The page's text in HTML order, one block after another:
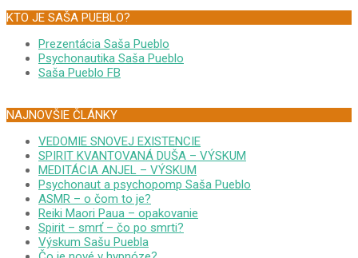
KTO JE SAŠA PUEBLO?
Prezentácia Saša Pueblo
Psychonautika Saša Pueblo
Saša Pueblo FB
NAJNOVŠIE ČLÁNKY
VEDOMIE SNOVEJ EXISTENCIE
SPIRIT KVANTOVANÁ DUŠA – VÝSKUM
MEDITÁCIA ANJEL – VÝSKUM
Psychonaut a psychopomp Saša Pueblo
ASMR – o čom to je?
Reiki Maori Paua – opakovanie
Spirit – smrť – čo po smrti?
Výskum Sašu Puebla